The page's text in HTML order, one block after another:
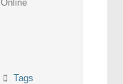
Online
Tags